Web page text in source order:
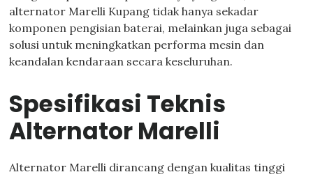
alternator Marelli Kupang tidak hanya sekadar
komponen pengisian baterai, melainkan juga sebagai
solusi untuk meningkatkan performa mesin dan
keandalan kendaraan secara keseluruhan.
Spesifikasi Teknis
Alternator Marelli
Alternator Marelli dirancang dengan kualitas tinggi